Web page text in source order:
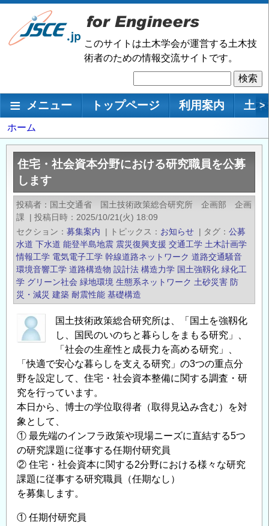
メ
ン
移
このサイトは土木学会が運営する土木技
術者のための情報交流サイトです。
索
メインナビゲーション
メニュー トップページ 利用案内 土 >
パ
ン
く
ホーム
住宅・社会資本分野における研究職員を公募
します
投稿者
国土交通省 国土技術政策総合研究所 企画部 企画
課
| 投稿日時
2025/10/21(火) 18:09
セクション
募集案内 | トピックス お知らせ | タグ
公募
水道 下水道 能登半島地震 震災復興支援 交通工学 土木計画学
情報工学 電気電子工学 幹線道路ネットワーク 道路交通騒音
環境音響工学 道路構造物 設計法 構造力学 国土強靱化 緑化工
学 グリーン社会 緑地環境 生態系ネットワーク 土砂災害 防
災・減災 建築 耐震性能 基礎構造
国土技術政策総合研究所は、「国土を強靱化
し、国民のいのちと暮らしをまもる研究」、
「社会の生産性と成長力を高める研究」、
「快適で安心な暮らしを支える研究」の3つの重点分
野を設定して、住宅・社会資本整備に関する調査・研
究を行っています。
本日から、博士の学位取得者（取得見込み含む）を対
象として、
① 最先端のインフラ政策や現場ニーズに直結する5つ
の研究課題に従事する任期付研究員
② 住宅・社会資本に関する2分野における様々な研究
課題に従事する研究職員（任期なし）
を募集します。
① 任期付研究員